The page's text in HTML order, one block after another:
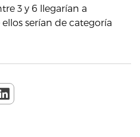
3 y 6 llegarían a
serían de categoría